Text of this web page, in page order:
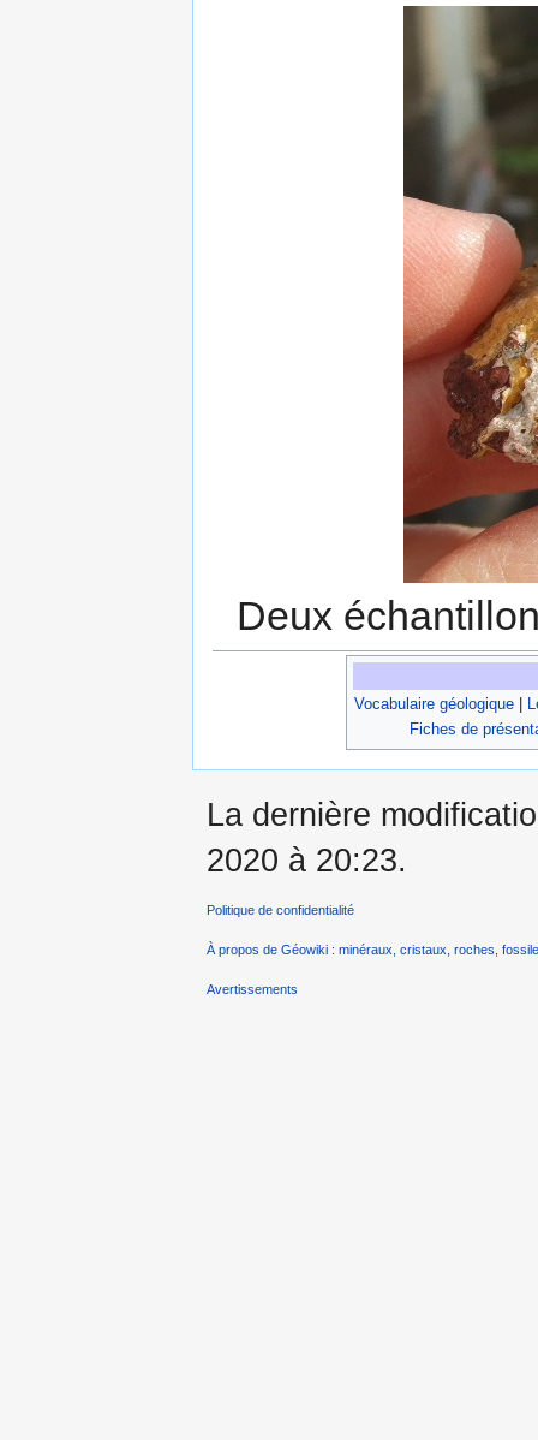
Deux
Vocabulaire géologique|
Fiches de
La dernière
2020 à 20:23.
Politique de confidentialité
À propos de Géowiki : minéraux, cristaux, roches,
Avertissements